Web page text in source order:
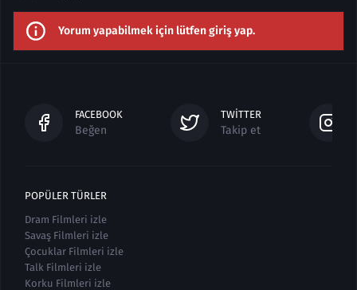
Yorum yapabilmek için lütfen giriş yap.
FACEBOOK
Beğen
TWITTER
Takip et
POPÜLER TÜRLER
Dram Filmleri izle
Savaş Filmleri izle
Çocuklar Filmleri izle
Talk Filmleri izle
Korku Filmleri izle